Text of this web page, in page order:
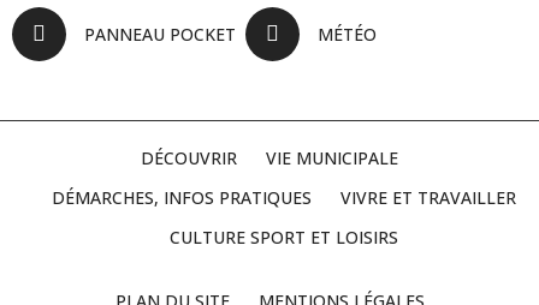
PANNEAU POCKET MÉTÉO
DÉCOUVRIR
VIE MUNICIPALE
DÉMARCHES, INFOS PRATIQUES
VIVRE ET TRAVAILLER
CULTURE SPORT ET LOISIRS
PLAN DU SITE MENTIONS LÉGALES